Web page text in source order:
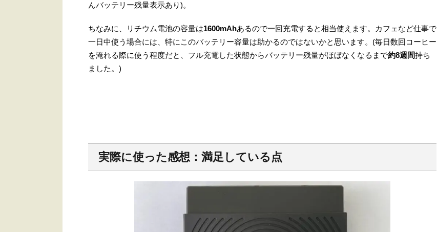
んバッテリー残量表示あり)。
ちなみに、リチウム電池の容量は1600mAhあるので一回充電すると相当使えます。カフェなど仕事で
一日中使う場合には、特にこのバッテリー容量は助かるのではないかと思います。(毎日数回コーヒー
を淹れる際に使う程度だと、フル充電した状態からバッテリー残量がほぼなくなるまで約8週間持ち
ました。)
実際に使った感想：満足している点